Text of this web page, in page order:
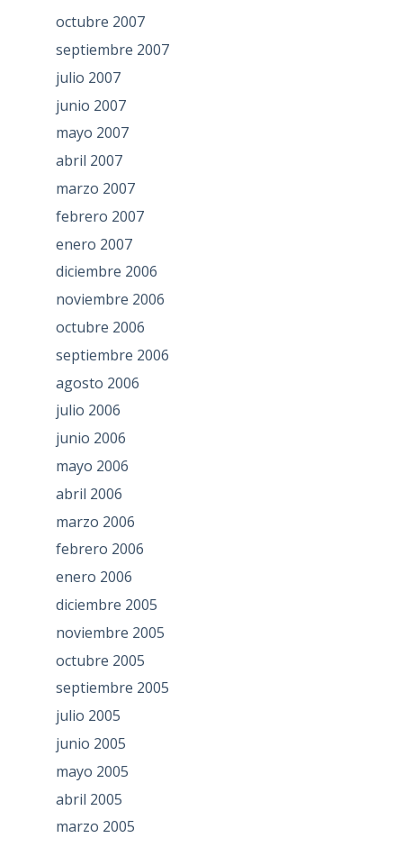
octubre 2007
septiembre 2007
julio 2007
junio 2007
mayo 2007
abril 2007
marzo 2007
febrero 2007
enero 2007
diciembre 2006
noviembre 2006
octubre 2006
septiembre 2006
agosto 2006
julio 2006
junio 2006
mayo 2006
abril 2006
marzo 2006
febrero 2006
enero 2006
diciembre 2005
noviembre 2005
octubre 2005
septiembre 2005
julio 2005
junio 2005
mayo 2005
abril 2005
marzo 2005